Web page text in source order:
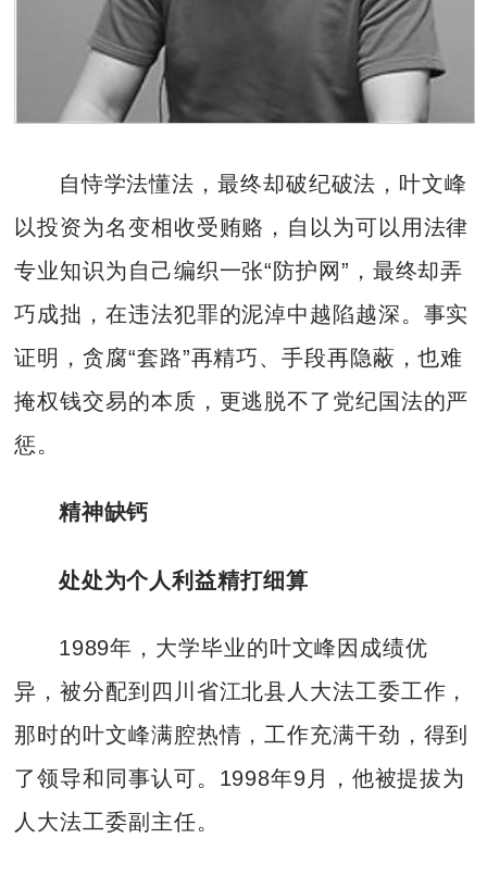
自恃学法懂法，最终却破纪破法，叶文峰
以投资为名变相收受贿赂，自以为可以用法律
专业知识为自己编织一张“防护网”，最终却弄
巧成拙，在违法犯罪的泥淖中越陷越深。事实
证明，贪腐“套路”再精巧、手段再隐蔽，也难
掩权钱交易的本质，更逃脱不了党纪国法的严
惩。
精神缺钙
处处为个人利益精打细算
1989年，大学毕业的叶文峰因成绩优
异，被分配到四川省江北县人大法工委工作，
那时的叶文峰满腔热情，工作充满干劲，得到
了领导和同事认可。1998年9月，他被提拔为
人大法工委副主任。